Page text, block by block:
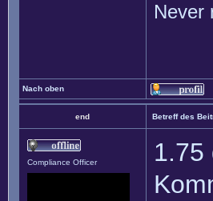
Never
Nach oben
end Betreff des
Compliance Officer
1.75